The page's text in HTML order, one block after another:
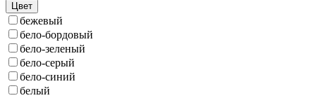
Цвет
бежевый
бело-бордовый
бело-зеленый
бело-серый
бело-синий
белый